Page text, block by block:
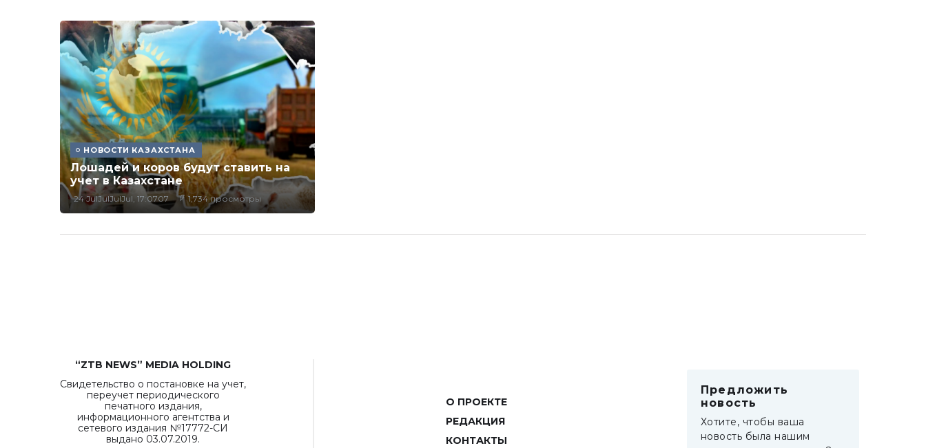
НОВОСТИ КАЗАХСТАНА
Лошадей и коров будут ставить на
учет в Казахстане
24 JulJulJulJul, 17:0707 1,734 просмотры
“ZTB NEWS” MEDIA HOLDING
Свидетельство о постановке на учет,
переучет периодического
печатного издания,
информационного агентства и
сетевого издания №17772-СИ
выдано 03.07.2019.
О ПРОЕКТЕ
РЕДАКЦИЯ
КОНТАКТЫ
Предложить
новость
Хотите, чтобы ваша
новость была нашим